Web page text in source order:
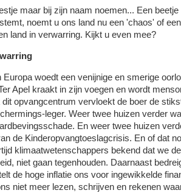
maar bij zijn naam noemen... Een
noemt u ons land nu een 'chaos' of
land in verwarring. Kijkt u even mee?
Europa woedt een venijnige en smerige
Apel kraakt in zijn voegen en wordt
dit opvangcentrum vervloekt de boer de
leger. Weer twee huizen verder
En weer twee huizen
de Kinderopvangtoeslagcrisis. En of dat
klimaatwetenschappers bekend dat we
niet gaan tegenhouden. Daarnaast
de hoge inflatie ons voor ingewikkelde
niet meer lezen, schrijven en rekenen